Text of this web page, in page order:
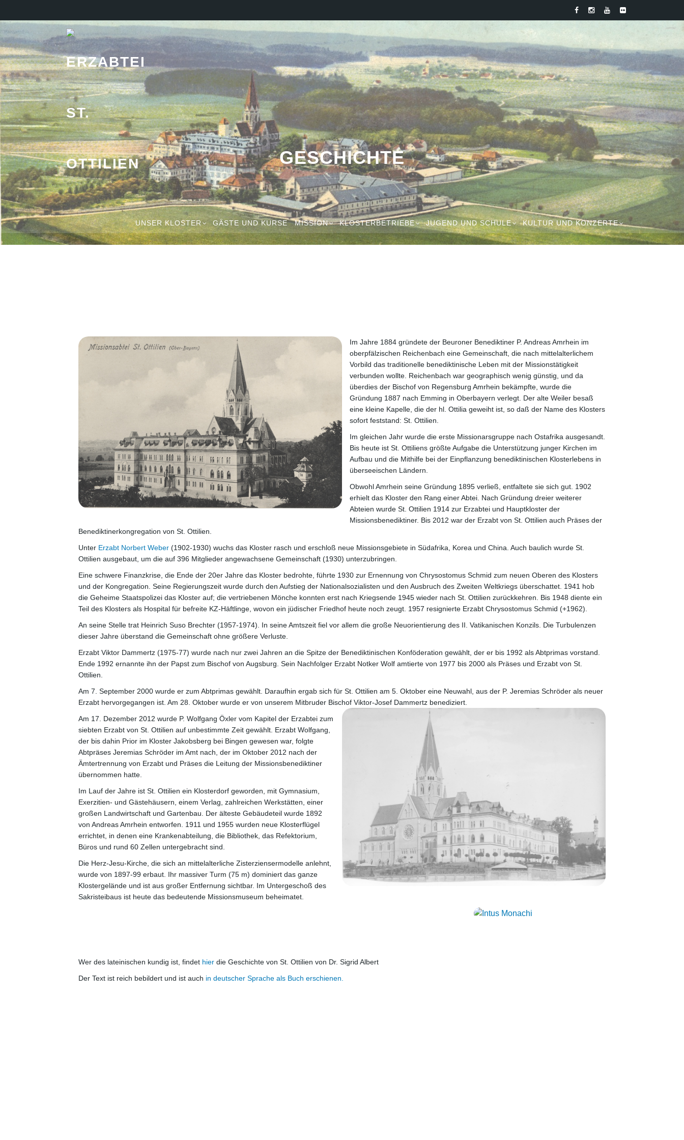
UNSER KLOSTER GÄSTE UND KURSE MISSION KLOSTERBETRIEBE JUGEND UND SCHULE KULTUR UND KONZERTE
GESCHICHTE
Im Jahre 1884 gründete der Beuroner Benediktiner P. Andreas Amrhein im
oberpfälzischen Reichenbach eine Gemeinschaft, die nach mittelalterlichem
Vorbild das traditionelle benediktinische Leben mit der Missionstätigkeit
verbunden wollte. Reichenbach war geographisch wenig günstig, und da
überdies der Bischof von Regensburg Amrhein bekämpfte, wurde die
Gründung 1887 nach Emming in Oberbayern verlegt. Der alte Weiler besaß
eine kleine Kapelle, die der hl. Ottilia geweiht ist, so daß der Name des Klosters
sofort feststand: St. Ottilien.
Im gleichen Jahr wurde die erste Missionarsgruppe nach Ostafrika ausgesandt.
Bis heute ist St. Ottiliens größte Aufgabe die Unterstützung junger Kirchen im
Aufbau und die Mithilfe bei der Einpflanzung benediktinischen Klosterlebens in
überseeischen Ländern.
Obwohl Amrhein seine Gründung 1895 verließ, entfaltete sie sich gut. 1902
erhielt das Kloster den Rang einer Abtei. Nach Gründung dreier weiterer
Abteien wurde St. Ottilien 1914 zur Erzabtei und Hauptkloster der
Missionsbenediktiner. Bis 2012 war der Erzabt von St. Ottilien auch Präses der
Benediktinerkongregation von St. Ottilien.
Unter Erzabt Norbert Weber (1902-1930) wuchs das Kloster rasch und erschloß neue Missionsgebiete in Südafrika, Korea und China. Auch baulich wurde St.
Ottilien ausgebaut, um die auf 396 Mitglieder angewachsene Gemeinschaft (1930) unterzubringen.
Eine schwere Finanzkrise, die Ende der 20er Jahre das Kloster bedrohte, führte 1930 zur Ernennung von Chrysostomus Schmid zum neuen Oberen des Klosters
und der Kongregation. Seine Regierungszeit wurde durch den Aufstieg der Nationalsozialisten und den Ausbruch des Zweiten Weltkriegs überschattet. 1941 hob
die Geheime Staatspolizei das Kloster auf; die vertriebenen Mönche konnten erst nach Kriegsende 1945 wieder nach St. Ottilien zurückkehren. Bis 1948 diente ein
Teil des Klosters als Hospital für befreite KZ-Häftlinge, wovon ein jüdischer Friedhof heute noch zeugt. 1957 resignierte Erzabt Chrysostomus Schmid (+1962).
An seine Stelle trat Heinrich Suso Brechter (1957-1974). In seine Amtszeit fiel vor allem die große Neuorientierung des II. Vatikanischen Konzils. Die Turbulenzen
dieser Jahre überstand die Gemeinschaft ohne größere Verluste.
Erzabt Viktor Dammertz (1975-77) wurde nach nur zwei Jahren an die Spitze der Benediktinischen Konföderation gewählt, der er bis 1992 als Abtprimas vorstand.
Ende 1992 ernannte ihn der Papst zum Bischof von Augsburg. Sein Nachfolger Erzabt Notker Wolf amtierte von 1977 bis 2000 als Präses und Erzabt von St.
Ottilien.
Am 7. September 2000 wurde er zum Abtprimas gewählt. Daraufhin ergab sich für St. Ottilien am 5. Oktober eine Neuwahl, aus der P. Jeremias Schröder als neuer
Erzabt hervorgegangen ist. Am 28. Oktober wurde er von unserem Mitbruder Bischof Viktor-Josef Dammertz benediziert.
Am 17. Dezember 2012 wurde P. Wolfgang Öxler vom Kapitel der Erzabtei zum
siebten Erzabt von St. Ottilien auf unbestimmte Zeit gewählt. Erzabt Wolfgang,
der bis dahin Prior im Kloster Jakobsberg bei Bingen gewesen war, folgte
Abtpräses Jeremias Schröder im Amt nach, der im Oktober 2012 nach der
Ämtertrennung von Erzabt und Präses die Leitung der Missionsbenediktiner
übernommen hatte.
Im Lauf der Jahre ist St. Ottilien ein Klosterdorf geworden, mit Gymnasium,
Exerzitien- und Gästehäusern, einem Verlag, zahlreichen Werkstätten, einer
großen Landwirtschaft und Gartenbau. Der älteste Gebäudeteil wurde 1892
von Andreas Amrhein entworfen. 1911 und 1955 wurden neue Klosterflügel
errichtet, in denen eine Krankenabteilung, die Bibliothek, das Refektorium,
Büros und rund 60 Zellen untergebracht sind.
Die Herz-Jesu-Kirche, die sich an mittelalterliche Zisterziensermodelle anlehnt,
wurde von 1897-99 erbaut. Ihr massiver Turm (75 m) dominiert das ganze
Klostergelände und ist aus großer Entfernung sichtbar. Im Untergeschoß des
Sakristeibaus ist heute das bedeutende Missionsmuseum beheimatet.
Wer des lateinischen kundig ist, findet hier die Geschichte von St. Ottilien von Dr. Sigrid Albert
Der Text ist reich bebildert und ist auch in deutscher Sprache als Buch erschienen.